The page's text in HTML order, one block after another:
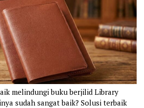
melindungi buku berjilid Library
sudah sangat baik? Solusi terbaik